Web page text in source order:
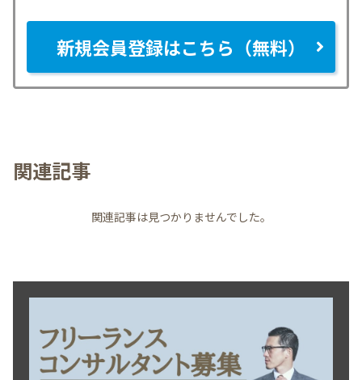
新規会員登録はこちら（無料）
関連記事
関連記事は見つかりませんでした。